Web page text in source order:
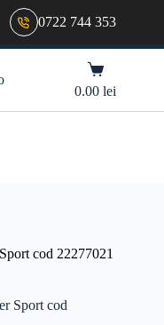
0722 744 353
Coș
de
cumpărături
0.00lei
cod 22277021